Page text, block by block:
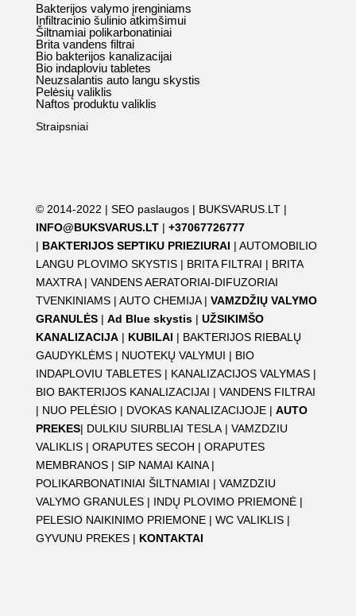
Bakterijos valymo įrenginiams
Infiltracinio šulinio atkimšimui
Šiltnamiai polikarbonatiniai
Brita vandens filtrai
Bio bakterijos kanalizacijai
Bio indaploviu tabletes
Neuzsalantis auto langu skystis
Pelėsių valiklis
Naftos produktu valiklis
Straipsniai
© 2014-2022 | SEO paslaugos| BUKSVARUS.LT|
INFO@BUKSVARUS.LT| +37067726777
| BAKTERIJOS SEPTIKU PRIEZIURAI | AUTOMOBILIO
LANGU PLOVIMO SKYSTIS| BRITA FILTRAI | BRITA
MAXTRA| VANDENS AERATORIAI-DIFUZORIAI
TVENKINIAMS| AUTO CHEMIJA | VAMZDŽIŲ VALYMO
GRANULĖS| Ad Blue skystis| UŽSIKIMŠO
KANALIZACIJA| KUBILAI | BAKTERIJOS RIEBALŲ
GAUDYKLĖMS| NUOTEKŲ VALYMUI | BIO
INDAPLOVIU TABLETES| KANALIZACIJOS VALYMAS|
BIO BAKTERIJOS KANALIZACIJAI | VANDENS FILTRAI
| NUO PELĖSIO| DVOKAS KANALIZACIJOJE| AUTO
PREKES| DULKIU SIURBLIAI TESLA| VAMZDZIU
VALIKLIS| ORAPUTES SECOH | ORAPUTES
MEMBRANOS| SIP NAMAI KAINA |
POLIKARBONATINIAI ŠILTNAMIAI | VAMZDZIU
VALYMO GRANULES| INDŲ PLOVIMO PRIEMONĖ|
PELESIO NAIKINIMO PRIEMONE| WC VALIKLIS|
GYVUNU PREKES| KONTAKTAI